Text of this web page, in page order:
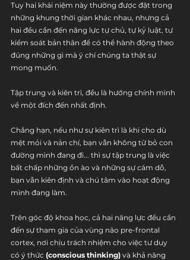
Tuy hai khái niệm này thường được đặt trong
những khung thời gian khác nhau, nhưng cả
hai đều cần đến năng lực tự chủ, tự kỷ luật, tự
kiểm soát bản thân để có thể hành động theo
đúng những gì mà ý chí chúng ta thật sự
mong muốn.
Tập trung và kiên trì, đều là hướng chính mình
về một đích đến nhất định.
Chẳng hạn, nếu như sự kiên trì là khi cho dù
mệt mỏi và nản chí, bạn vẫn không từ bỏ con
đường mình đang đi... thì sự tập trung là việc
bất chấp những ồn ào và những sự cám dỗ,
bạn vẫn kiên định và chú tâm vào hoạt động
mình đang làm.
Trên góc độ khoa học, cả hai năng lực đều cần
đến sự tham gia của vùng não pre-frontal
cortex, nơi chịu trách nhiệm cho việc tư duy
có ý thức (conscious thinking) và khả năng